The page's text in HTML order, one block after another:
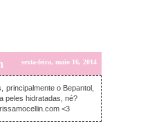
sexta-feira, maio 16, 2014
principalmente o Bepantol,
peles hidratadas, né?
<3